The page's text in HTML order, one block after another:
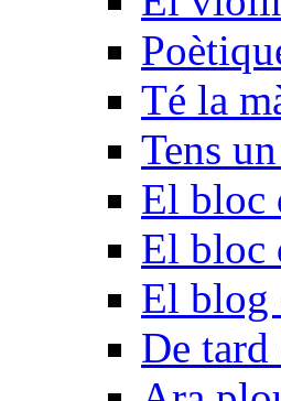
Té la
Tens
El bloc
El bloc
El blog
De tard